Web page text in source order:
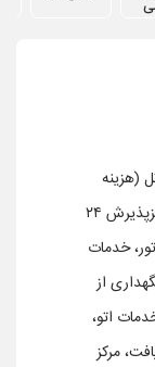
(هزینه
اضافی)، شاتل فرودگاه (هزینه اضافی)، میزپذیرش ۲۴
خدمات
از
اتو،
مرکز